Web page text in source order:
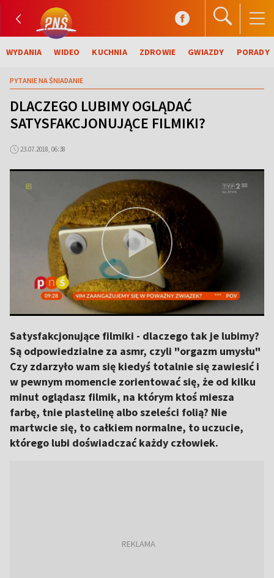
WYDANIA WIDEO KUCHNIA ZDROWIE GWIAZDY PORADY
PYTANIE NA ŚNIADANIE
DLACZEGO LUBIMY OGLĄDAĆ
SATYSFAKCJONUJĄCE FILMIKI?
23.07.2018, 06:38
Satysfakcjonujące filmiki - dlaczego tak je lubimy?
Są odpowiedzialne za asmr, czyli "orgazm umysłu"
Czy zdarzyło wam się kiedyś totalnie się zawiesić i
w pewnym momencie zorientować się, że od kilku
minut oglądasz filmik, na którym ktoś miesza
farbę, tnie plastelinę albo szeleści folią? Nie
martwcie się, to całkiem normalne, to uczucie,
którego lubi doświadczać każdy człowiek.